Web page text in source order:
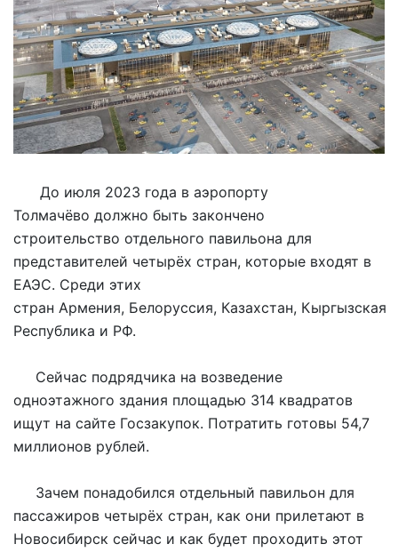
До июля 2023 года в аэропорту
Толмачёво должно быть закончено
строительство отдельного павильона для
представителей четырёх стран, которые входят в
ЕАЭС. Среди этих
стран Армения, Белоруссия, Казахстан, Кыргызская
Республика и РФ.
Сейчас подрядчика на возведение
одноэтажного здания площадью 314 квадратов
ищут на сайте Госзакупок. Потратить готовы 54,7
миллионов рублей.
Зачем понадобился отдельный павильон для
пассажиров четырёх стран, как они прилетают в
Новосибирск сейчас и как будет проходить этот